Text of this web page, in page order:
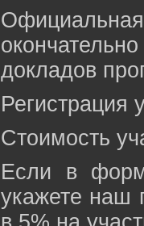
докладов
Регистрация
Стоимость
Если в
укажете наш